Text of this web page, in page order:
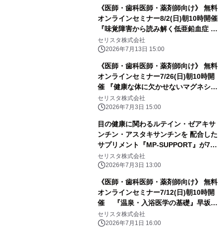
《医師・歯科医師・薬剤師向け》 無料
オンラインセミナー8/2(日)朝10時開催
『味覚障害から読み解く低亜鉛血症 ―
高齢者の「おいしくない」とは？』 任
智美 先生(兵庫医科大学耳鼻咽喉科・
セリスタ株式会社
2026年7月13日 15:00
《医師・歯科医師・薬剤師向け》 無料
オンラインセミナー7/26(日)朝10時開
催 『健康な体に欠かせないマグネシウ
ムの働き』 五十里 彰 先生(岐阜薬科大
学 / 理事・副学長)
セリスタ株式会社
2026年7月3日 15:00
目の健康に関わるルテイン・ゼアキサ
ンチン・アスタキサンチンを 配合した
サプリメント『MP-SUPPORT』が7/1
発売！
セリスタ株式会社
2026年7月3日 13:00
《医師・歯科医師・薬剤師向け》 無料
オンラインセミナー7/12(日)朝10時開
催 『温泉・入浴医学の基礎』早坂
信哉 先生 (東京都市大学 理工学部医用
工学科 ／ 教授)
セリスタ株式会社
2026年7月1日 16:00